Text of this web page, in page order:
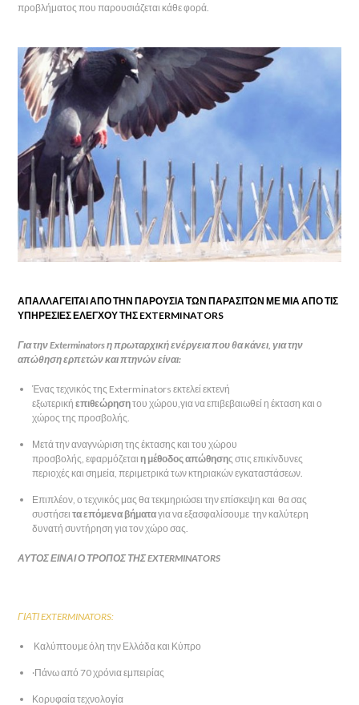
προβλήματος που παρουσιάζεται κάθε φορά.
ΑΠΑΛΛΑΓΕΙΤΑΙ ΑΠΟ ΤΗΝ ΠΑΡΟΥΣΙΑ ΤΩΝ ΠΑΡΑΣΙΤΩΝ ΜΕ ΜΙΑ ΑΠΟ ΤΙΣ
ΥΠΗΡΕΣΙΕΣ ΕΛΕΓΧΟΥ ΤΗΣ EXTERMINATORS
Για την Exterminators η πρωταρχική ενέργεια που θα κάνει, για την
απώθηση ερπετών και πτηνών είναι:
Ένας τεχνικός της Exterminators εκτελεί εκτενή
εξωτερικήεπιθεώρησητου χώρου,για να επιβεβαιωθεί η έκταση και ο
χώρος της προσβολής.
Μετά την αναγνώριση της έκτασης και του χώρου
προσβολής, εφαρμόζεταιη μέθοδος απώθησης στις επικίνδυνες
περιοχές και σημεία, περιμετρικά των κτηριακών εγκαταστάσεων.
Επιπλέον, ο τεχνικός μας θα τεκμηριώσει την επίσκεψη και θα σας
συστήσειτα επόμενα βήματαγια να εξασφαλίσουμε την καλύτερη
δυνατή συντήρηση για τον χώρο σας.
ΑΥΤΟΣ ΕΙΝΑΙ Ο ΤΡΟΠΟΣ ΤΗΣ EXTERMINATORS
ΓΙΑΤΙ EXTERMINATORS:
Καλύπτουμε όλη την Ελλάδα και Κύπρο
·Πάνω από 70 χρόνια εμπειρίας
Κορυφαία τεχνολογία